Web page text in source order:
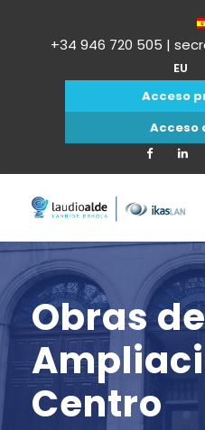
+34 946 720 505 |
EU
Acceso
Acceso
Obras de
Centro